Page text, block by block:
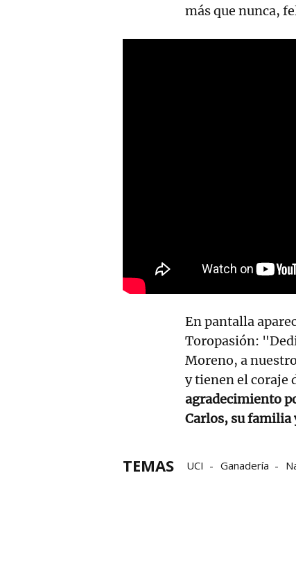
más que nunca,
En pantalla
Toropasión:
Moreno, a
y tienen el coraje
agradecimiento
Carlos, su
TEMAS UCI Ganadería